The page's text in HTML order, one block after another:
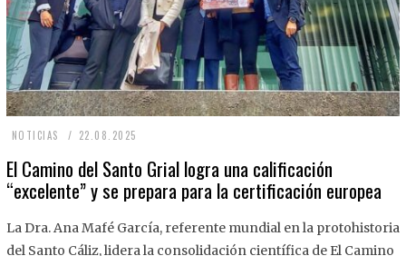
NOTICIAS 22.08.2025
.
8
El Camino del Santo Grial logra una calificación
“excelente” y se prepara para la certificación europea
La Dra. Ana Mafé García, referente mundial en la protohistoria
del Santo Cáliz, lidera la consolidación científica de El Camino